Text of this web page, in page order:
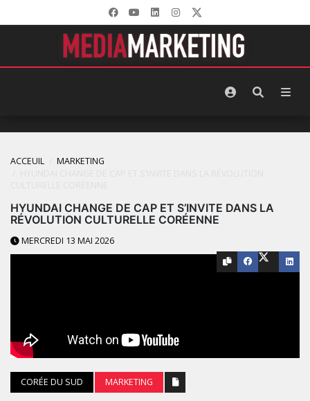
ACCEUIL
MARKETING
HYUNDAI CHANGE DE CAP ET S’INVITE DANS LA
RÉVOLUTION CULTURELLE CORÉENNE
MERCREDI 13 MAI 2026
CORÉE DU SUD MARKETING